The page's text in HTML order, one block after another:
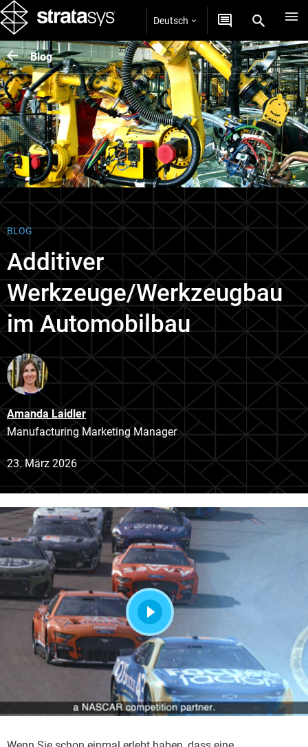
Deutsch
Blog
BLOG
Additiver
Werkzeuge/Werkzeugbau
im Automobilbau
Amanda Laidler
Manufacturing Marketing Manager
23. März 2026